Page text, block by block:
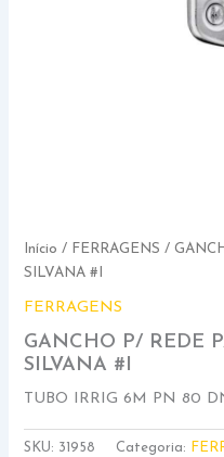
Início / FERRAGENS /
SILVANA #I
FERRAGENS
GANCHO P/ REDE
SILVANA #I
TUBO IRRIG 6M PN 80
SKU: 31958 Categoria: